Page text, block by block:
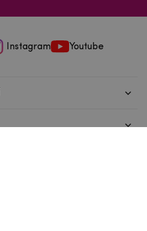
Instagram Youtube